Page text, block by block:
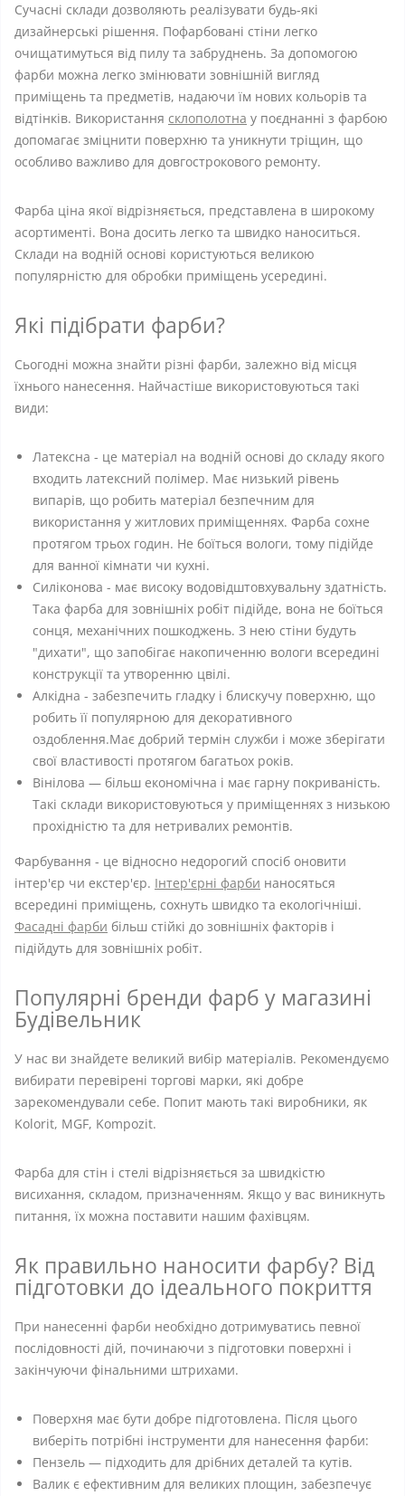
Сучасні склади дозволяють реалізувати будь-які
дизайнерські рішення. Пофарбовані стіни легко
очищатимуться від пилу та забруднень. За допомогою
фарби можна легко змінювати зовнішній вигляд
приміщень та предметів, надаючи їм нових кольорів та
відтінків. Використання склополотна у поєднанні з фарбою
допомагає зміцнити поверхню та уникнути тріщин, що
особливо важливо для довгострокового ремонту.
Фарба ціна якої відрізняється, представлена ​​в широкому
асортименті. Вона досить легко та швидко наноситься.
Склади на водній основі користуються великою
популярністю для обробки приміщень усередині.
Які підібрати фарби?
Сьогодні можна знайти різні фарби, залежно від місця
їхнього нанесення. Найчастіше використовуються такі
види:
Латексна - це матеріал на водній основі до складу якого
входить латексний полімер. Має низький рівень
випарів, що робить матеріал безпечним для
використання у житлових приміщеннях. Фарба сохне
протягом трьох годин. Не боїться вологи, тому підійде
для ванної кімнати чи кухні.
Силіконова - має високу водовідштовхувальну здатність.
Така фарба для зовнішніх робіт підійде, вона не боїться
сонця, механічних пошкоджень. З нею стіни будуть
"дихати", що запобігає накопиченню вологи всередині
конструкції та утворенню цвілі.
Алкідна - забезпечить гладку і блискучу поверхню, що
робить її популярною для декоративного
оздоблення.Має добрий термін служби і може зберігати
свої властивості протягом багатьох років.
Вінілова — більш економічна і має гарну покриваність.
Такі склади використовуються у приміщеннях з низькою
прохідністю та для нетривалих ремонтів.
Фарбування - це відносно недорогий спосіб оновити
інтер'єр чи екстер'єр. Інтер'єрні фарби наносяться
всередині приміщень, сохнуть швидко та екологічніші.
Фасадні фарби більш стійкі до зовнішніх факторів і
підійдуть для зовнішніх робіт.
Популярні бренди фарб у магазині
Будівельник
У нас ви знайдете великий вибір матеріалів. Рекомендуємо
вибирати перевірені торгові марки, які добре
зарекомендували себе. Попит мають такі виробники, як
Kolorit, MGF, Kompozit.
Фарба для стін і стелі відрізняється за швидкістю
висихання, складом, призначенням. Якщо у вас виникнуть
питання, їх можна поставити нашим фахівцям.
Як правильно наносити фарбу? Від
підготовки до ідеального покриття
При нанесенні фарби необхідно дотримуватись певної
послідовності дій, починаючи з підготовки поверхні і
закінчуючи фінальними штрихами.
Поверхня має бути добре підготовлена. Після цього
виберіть потрібні інструменти для нанесення фарби:
Пензель — підходить для дрібних деталей та кутів.
Валик є ефективним для великих площин, забезпечує